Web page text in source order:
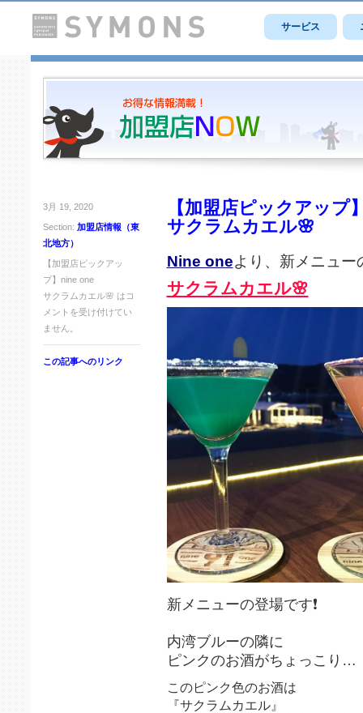
サービス
3月 19, 2020
Section: 加盟店情報（東
北地方）
【加盟店ピックアッ
プ】nine one
サクラムカエル🌸 は コ
メントを受け付けてい
ません。
この記事へのリンク
【加盟店ピックアップ
サクラムカエル🌸
Nine oneより、新メニュー
サクラムカエル🌸
新メニューの登場です❗️
内湾ブルーの隣に
ピンクのお酒がちょっこり…
このピンク色のお酒は
『サクラムカエル』